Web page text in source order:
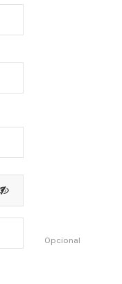
Opcional